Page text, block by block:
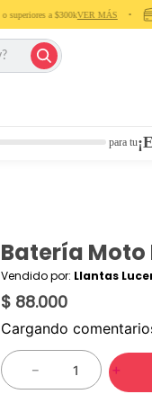
a $300kVER MÁS‎ ‎ ‎ ‎ •‎ ‎ ‎ ‎
para tu
Batería Moto
Vendido por: Llantas
$ 88.000
Cargando
＋
－